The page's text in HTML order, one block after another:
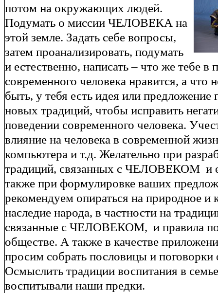
потом на окружающих людей.
Подумать о миссии ЧЕЛОВЕКА на
этой земле. Задать себе вопросы,
затем проанализировать, подумать
и естественно, написать – что же тебе в
современного человека нравится, а что
быть, у тебя есть идея или
новых традиций, чтобы исправить
поведении современного человека.
влияние на человека в современной
компьютера и т.д. Желательно при
традиций, связанных с ЧЕЛОВЕКОМ и
также при формулировке ваших
рекомендуем опираться на природное и
наследие народа, в частности на
связанные с ЧЕЛОВЕКОМ, и правила
обществе. А также в качестве
просим собрать пословицы и
Осмыслить традиции воспитания в
воспитывали наши предки.